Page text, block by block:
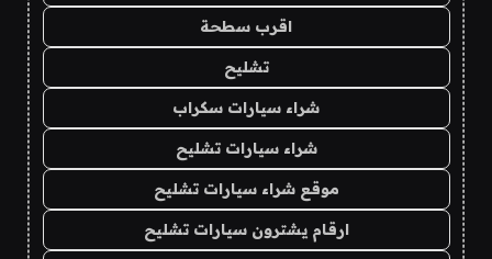
اقرب سطحة
تشليح
شراء سيارات سكراب
شراء سيارات تشليح
موقع شراء سيارات تشليح
ارقام يشترون سيارات تشليح